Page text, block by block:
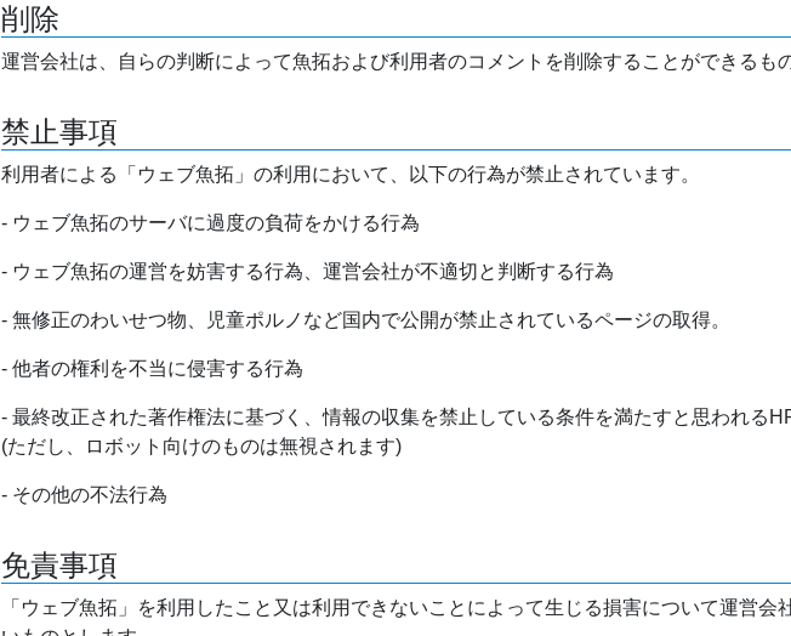
削除
運営会社は、自らの判断によって魚拓および利用者のコメントを削除することができるも
禁止事項
利用者による「ウェブ魚拓」の利用において、以下の行為が禁止されています。
- ウェブ魚拓のサーバに過度の負荷をかける行為
- ウェブ魚拓の運営を妨害する行為、運営会社が不適切と判断する行為
- 無修正のわいせつ物、児童ポルノなど国内で公開が禁止されているページの取得。
- 他者の権利を不当に侵害する行為
- 最終改正された著作権法に基づく、情報の収集を禁止している条件を満たすと思われる
(ただし、ロボット向けのものは無視されます)
- その他の不法行為
免責事項
「ウェブ魚拓」を利用したこと又は利用できないことによって生じる損害について運営会